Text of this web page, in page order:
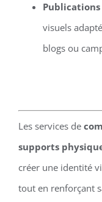
visuels
blogs ou
Les services de
supports
créer une identité
tout en renforçant